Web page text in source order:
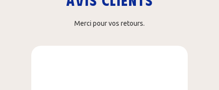
Merci pour vos retours.